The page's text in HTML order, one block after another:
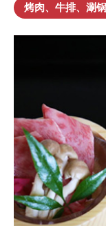
烤肉、牛排、涮